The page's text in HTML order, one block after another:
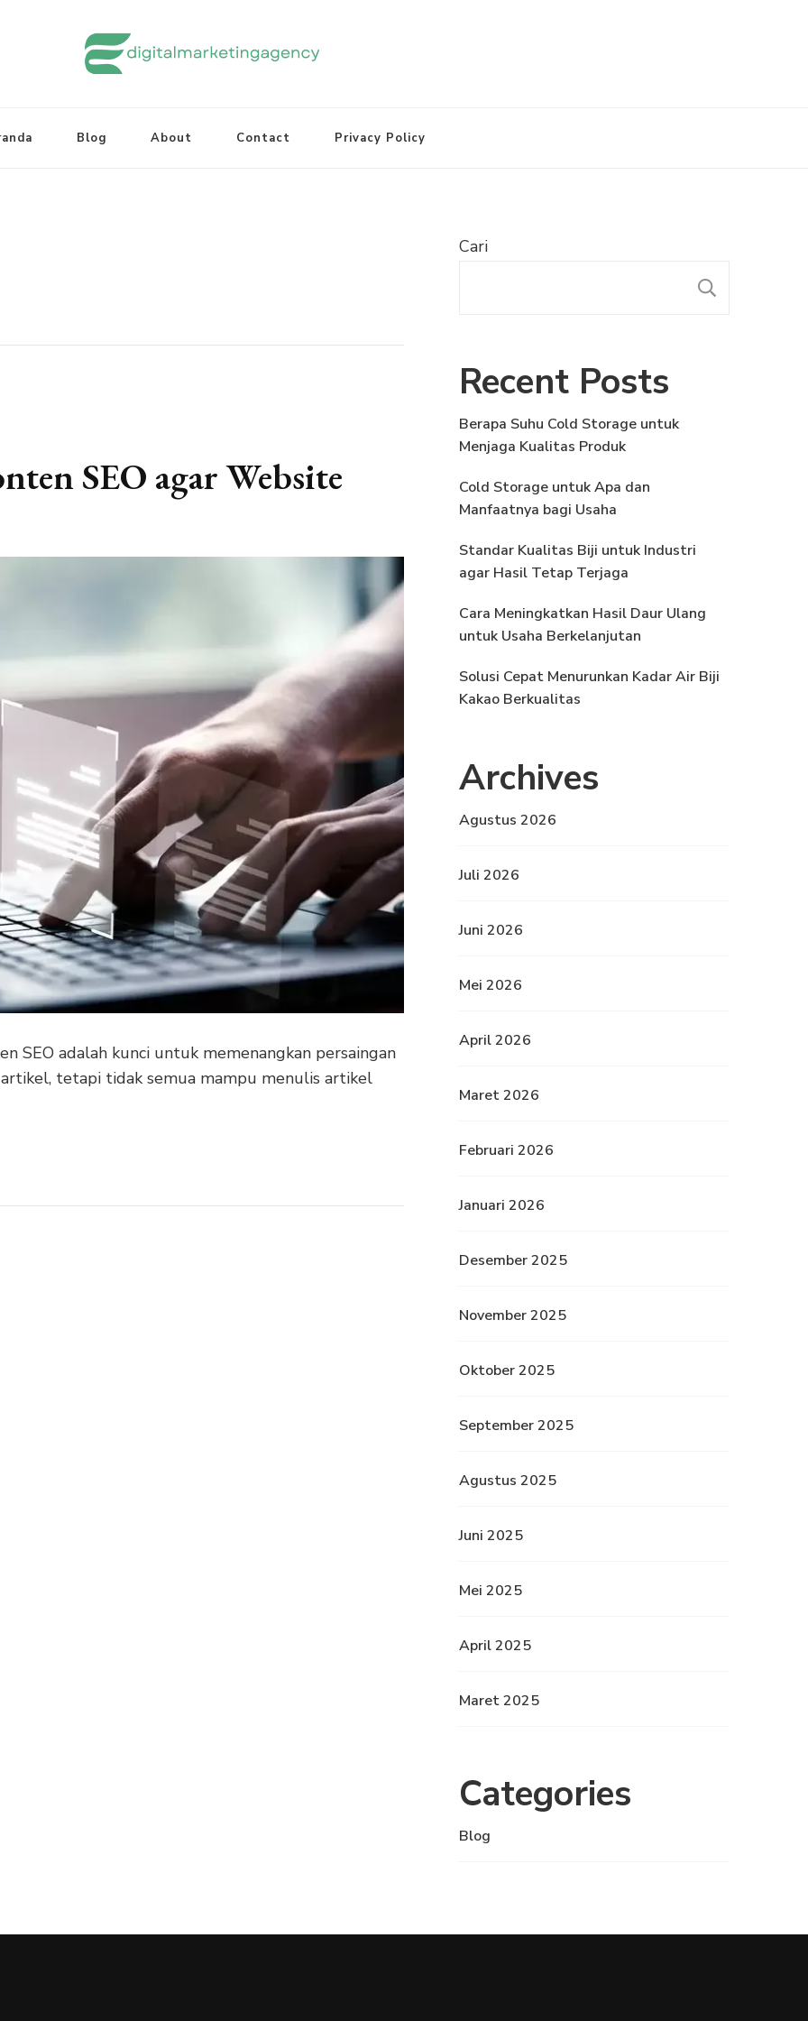
Blog About Contact Privacy Policy
SEO agar Website
SEO adalah kunci untuk memenangkan persaingan
tetapi tidak semua mampu menulis artikel
Cari
Recent Posts
Berapa Suhu Cold Storage untuk
Menjaga Kualitas Produk
Cold Storage untuk Apa dan
Manfaatnya bagi Usaha
Standar Kualitas Biji untuk Industri
agar Hasil Tetap Terjaga
Cara Meningkatkan Hasil Daur Ulang
untuk Usaha Berkelanjutan
Solusi Cepat Menurunkan Kadar Air Biji
Kakao Berkualitas
Archives
Agustus 2026
Juli 2026
Juni 2026
Mei 2026
April 2026
Maret 2026
Februari 2026
Januari 2026
Desember 2025
November 2025
Oktober 2025
September 2025
Agustus 2025
Juni 2025
Mei 2025
April 2025
Maret 2025
Categories
Blog